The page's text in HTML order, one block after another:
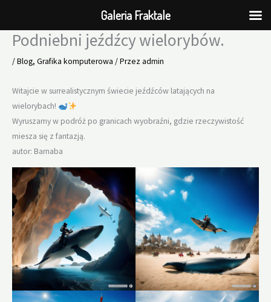
Przejdź
treści
Podniebni jeźdźcy wielorybów.
/Blog, Grafika komputerowa / Przezadmin
Witajcie w surrealistycznym świecie jeźdźców latających na
wielorybach!
Wyruszamy w podróż po granicach wyobraźni, gdzie rzeczywistość
miesza się z fantazją.
autor: Barnaba
Galeria Fraktale